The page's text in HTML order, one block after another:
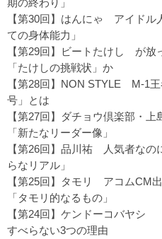
【第30回】はんにゃ アイドル
ての身体能力」
【第29回】ビートたけし が放
「たけしの挑戦状」か
【第28回】NON STYLE M-1
号」とは
【第27回】ダチョウ倶楽部・
「新たなリーダー像」
【第26回】品川祐
人気者なの
らなリアル」
【第25回】タモリ アコムCM
「タモリ的なるもの」
【第24回】ケンドーコバヤシ
すべらない3つの理由